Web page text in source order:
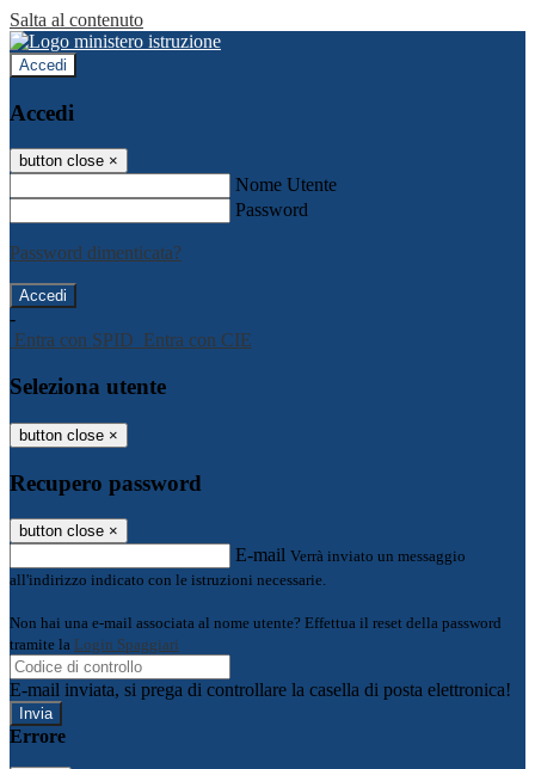
Salta al contenuto
Accedi
Accedi
button close ×
Nome Utente
Password
Password dimenticata?
-
Entra con SPID Entra con CIE
Seleziona utente
button close ×
Recupero password
button close ×
E-mail Verrà inviato un messaggio
all'indirizzo indicato con le istruzioni necessarie.
Non hai una e-mail associata al nome utente? Effettua il reset della password
tramite la Login Spaggiari
E-mail inviata, si prega di controllare la casella di posta elettronica!
Errore